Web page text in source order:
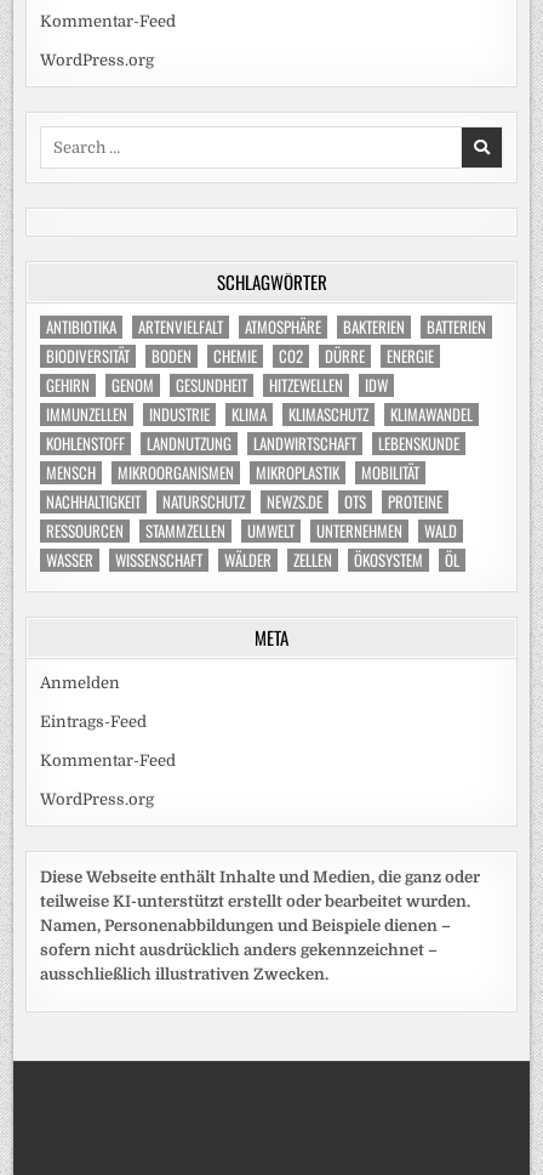
Kommentar-Feed
WordPress.org
SCHLAGWÖRTER
ANTIBIOTIKA ARTENVIELFALT ATMOSPHÄRE BAKTERIEN
BATTERIEN
BIODIVERSITÄT
BODEN CHEMIE CO2 DÜRRE
ENERGIE
GEHIRN
GENOM GESUNDHEIT HITZEWELLEN
IDW
IMMUNZELLEN
INDUSTRIE KLIMA KLIMASCHUTZ
KLIMAWANDEL
KOHLENSTOFF
LANDNUTZUNG LANDWIRTSCHAFT
LEBENSKUNDE
MENSCH
MIKROORGANISMEN MIKROPLASTIK
MOBILITÄT
NACHHALTIGKEIT
NATURSCHUTZ NEWZS.DE OTS
PROTEINE
RESSOURCEN
STAMMZELLEN UMWELT UNTERNEHMEN
WALD
WASSER
WISSENSCHAFT WÄLDER ZELLEN ÖKOSYSTEM ÖL
META
Anmelden
Eintrags-Feed
Kommentar-Feed
WordPress.org
Diese Webseite enthält Inhalte und Medien, die ganz oder
teilweise KI-unterstützt erstellt oder bearbeitet wurden.
Namen, Personenabbildungen und Beispiele dienen –
sofern nicht ausdrücklich anders gekennzeichnet –
ausschließlich illustrativen Zwecken.